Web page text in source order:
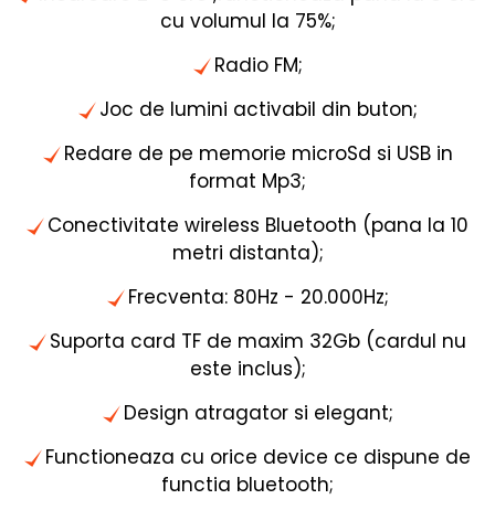
cu volumul la 75%;
Radio FM;
Joc de lumini activabil din buton;
Redare de pe memorie microSd si USB in
format Mp3;
Conectivitate wireless Bluetooth (pana la 10
metri distanta);
Frecventa: 80Hz - 20.000Hz;
Suporta card TF de maxim 32Gb (cardul nu
este inclus);
Design atragator si elegant;
Functioneaza cu orice device ce dispune de
functia bluetooth;